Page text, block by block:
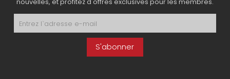
nouvelles, et profitez d'offres exclusives pour les membres.
S'abonner